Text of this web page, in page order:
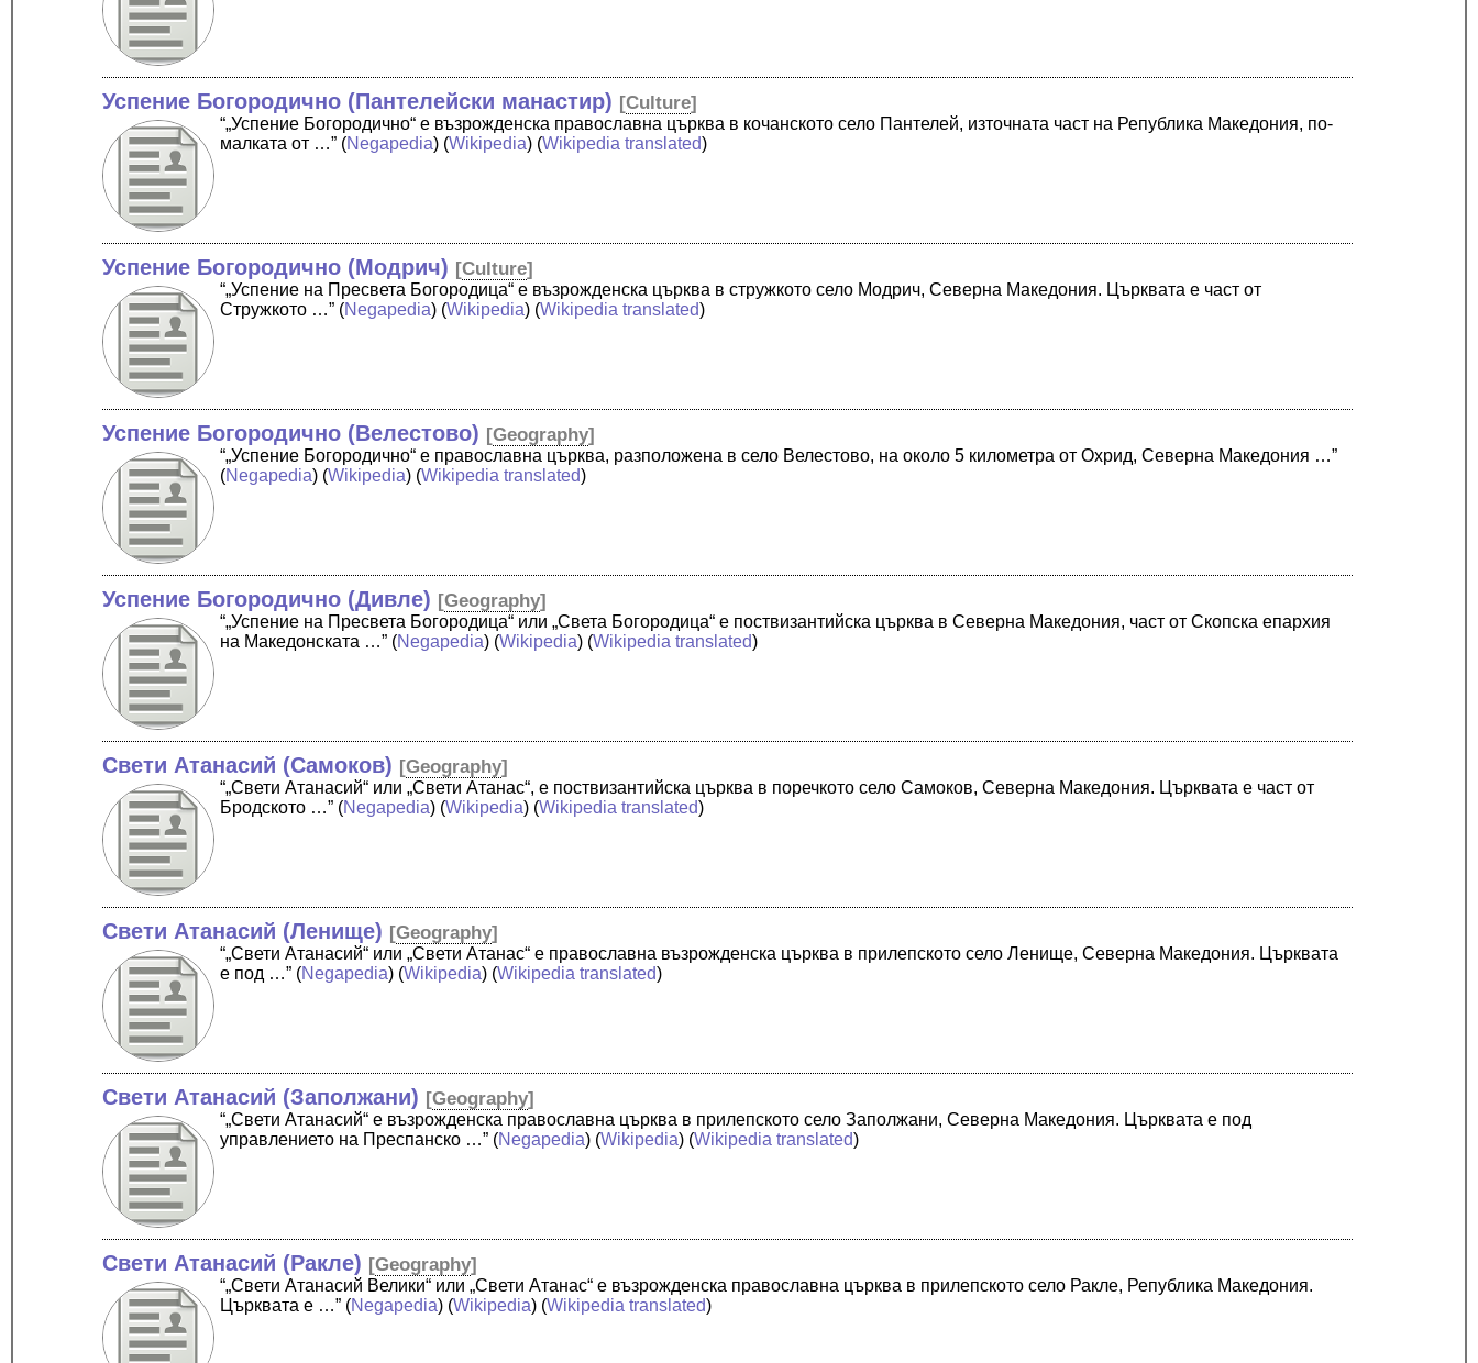
Успение Богородично (Пантелейски манастир) [Culture]
“„Успение Богородично“ е възрожденска православна църква в кочанското село Пантелей, източната част на Република Македония, по-
малката от …” (Negapedia) (Wikipedia) (Wikipedia translated)
Успение Богородично (Модрич) [Culture]
“„Успение на Пресвета Богородица“ е възрожденска църква в стружкото село Модрич, Северна Македония. Църквата е част от
Стружкото …” (Negapedia) (Wikipedia) (Wikipedia translated)
Успение Богородично (Велестово) [Geography]
“„Успение Богородично“ е православна църква, разположена в село Велестово, на около 5 километра от Охрид, Северна Македония …”
(Negapedia) (Wikipedia) (Wikipedia translated)
Успение Богородично (Дивле) [Geography]
“„Успение на Пресвета Богородица“ или „Света Богородица“ е поствизантийска църква в Северна Македония, част от Скопска епархия
на Македонската …” (Negapedia) (Wikipedia) (Wikipedia translated)
Свети Атанасий (Самоков) [Geography]
“„Свети Атанасий“ или „Свети Атанас“, е поствизантийска църква в поречкото село Самоков, Северна Македония. Църквата е част от
Бродското …” (Negapedia) (Wikipedia) (Wikipedia translated)
Свети Атанасий (Ленище) [Geography]
“„Свети Атанасий“ или „Свети Атанас“ е православна възрожденска църква в прилепското село Ленище, Северна Македония. Църквата
е под …” (Negapedia) (Wikipedia) (Wikipedia translated)
Свети Атанасий (Заполжани) [Geography]
“„Свети Атанасий“ е възрожденска православна църква в прилепското село Заполжани, Северна Македония. Църквата е под
управлението на Преспанско …” (Negapedia) (Wikipedia) (Wikipedia translated)
Свети Атанасий (Ракле) [Geography]
“„Свети Атанасий Велики“ или „Свети Атанас“ е възрожденска православна църква в прилепското село Ракле, Република Македония.
Църквата е …” (Negapedia) (Wikipedia) (Wikipedia translated)